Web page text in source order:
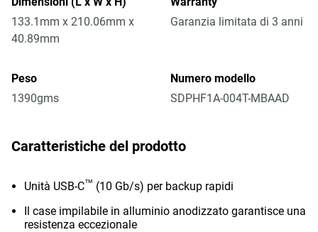
133.1mm x 210.06mm x
40.89mm
Garanzia limitata di 3 anni
Peso
1390gms
Numero modello
SDPHF1A-004T-MBAAD
Caratteristiche del prodotto
Unità USB-C™ (10 Gb/s) per backup rapidi
Il case impilabile in alluminio anodizzato garantisce una
resistenza eccezionale